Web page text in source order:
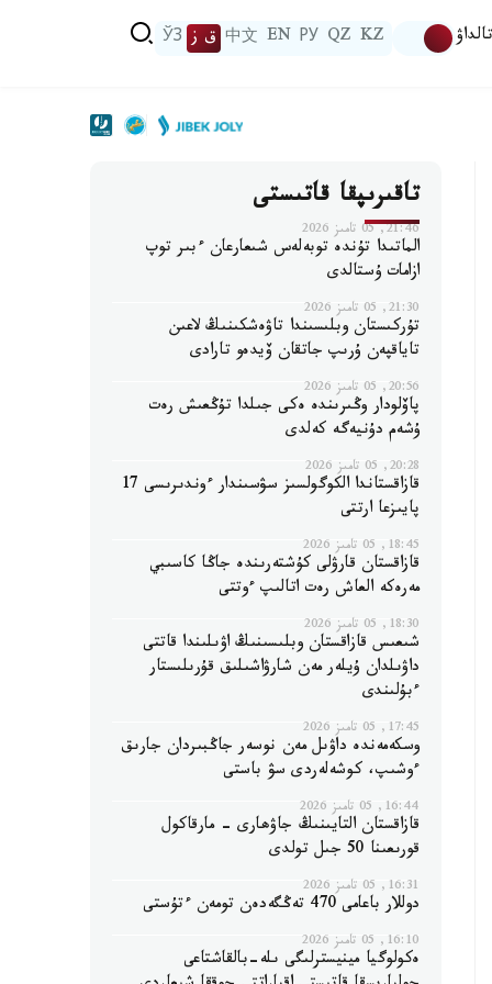
تالداۋ KZ
QZ
РУ
EN
中文 ق ز ЎЗ
تاقىرىپقا قاتىستى
21:46, 05 تامىز 2026
الماتىدا تۇندە توبەلەس شىعارعان ءبىر توپ
ازامات ۇستالدى
21:30, 05 تامىز 2026
تۇركىستان وبلىسىندا تاۋەشكىنىڭ لاعىن
تاياقپەن ۇرىپ جاتقان ۆيدەو تارادى
20:56, 05 تامىز 2026
پاۆلودار وڭىرىندە ەكى جىلدا تۇڭعىش رەت
ۇشەم دۇنيەگە كەلدى
20:28, 05 تامىز 2026
قازاقستاندا الكوگولسىز سۋسىندار ءوندىرىسى 17
پايىزعا ارتتى
18:45, 05 تامىز 2026
قازاقستان قارۋلى كۇشتەرىندە جاڭا كاسىبي
مەرەكە العاش رەت اتالىپ ءوتتى
18:30, 05 تامىز 2026
شىعىس قازاقستان وبلىسىنىڭ اۋىلىندا قاتتى
داۋىلدان ۇيلەر مەن شارۋاشىلىق قۇرىلىستار
ءبۇلىندى
17:45, 05 تامىز 2026
وسكەمەندە داۋىل مەن نوسەر جاڭبىردان جارىق
ءوشىپ، كوشەلەردى سۋ باستى
16:44, 05 تامىز 2026
قازاقستان التايىنىڭ جاۋھارى - مارقاكول
قورىعىنا 50 جىل تولدى
16:31, 05 تامىز 2026
دوللار باعامى 470 تەڭگەدەن تومەن ءتۇستى
16:10, 05 تامىز 2026
ەكولوگيا مينيسترلىگى ىلە-بالقاشتاعى